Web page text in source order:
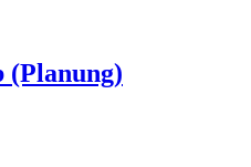
(Planung)